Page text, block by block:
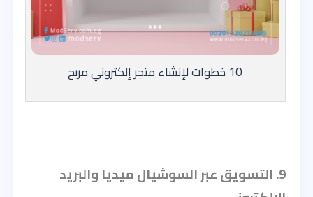
10 خطوات لإنشاء متجر إلكتروني مربح
9. التسويق عبر السوشيال ميديا والبريد